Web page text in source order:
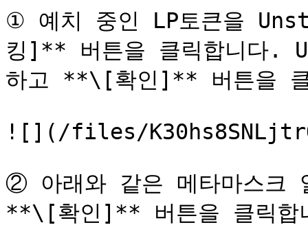
① 예치 중인 LP토큰을
킹]** 버튼을 클릭합니다.
하고 **\[확인]** 버튼을 클
![](/files/
② 아래와 같은 메타마스크
**\[확인]** 버튼을 클릭합